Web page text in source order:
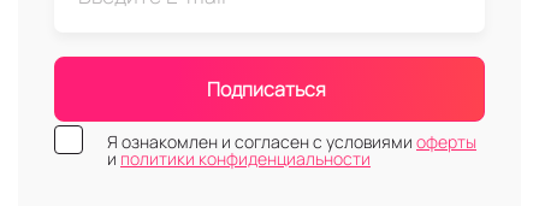
Подписаться
Я ознакомлен и согласен с условиями оферты
и политики конфиденциальности